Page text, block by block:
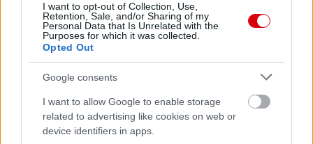
I want to opt-out of Collection, Use,
Retention, Sale, and/or Sharing of my
Personal Data that Is Unrelated with the
Purposes for which it was collected.
Opted Out
Google consents
I want to allow Google to enable storage
related to advertising like cookies on web or
device identifiers in apps.